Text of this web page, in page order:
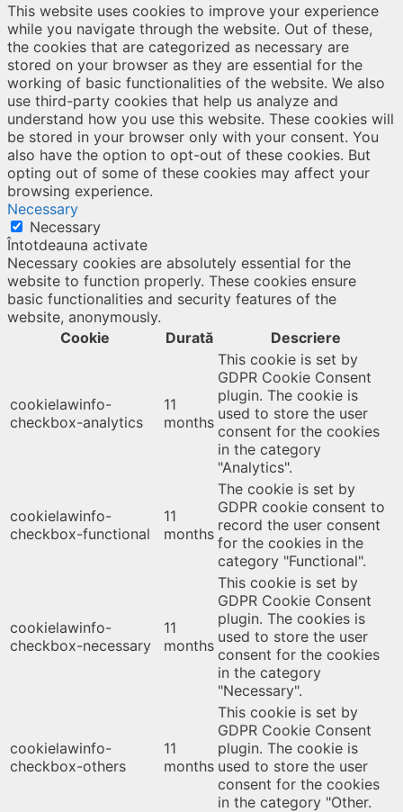
This website uses cookies to improve your experience
while you navigate through the website. Out of these,
the cookies that are categorized as necessary are
stored on your browser as they are essential for the
working of basic functionalities of the website. We also
use third-party cookies that help us analyze and
understand how you use this website. These cookies will
be stored in your browser only with your consent. You
also have the option to opt-out of these cookies. But
opting out of some of these cookies may affect your
browsing experience.
Necessary
Necessary
Întotdeauna activate
Necessary cookies are absolutely essential for the
website to function properly. These cookies ensure
basic functionalities and security features of the
website, anonymously.
Cookie
Durată Descriere
cookielawinfo-
checkbox-analytics
11
months
This cookie is set by
GDPR Cookie Consent
plugin. The cookie is
used to store the user
consent for the cookies
in the category
"Analytics".
cookielawinfo-
checkbox-functional
11
months
The cookie is set by
GDPR cookie consent to
record the user consent
for the cookies in the
category "Functional".
cookielawinfo-
checkbox-necessary
11
months
This cookie is set by
GDPR Cookie Consent
plugin. The cookies is
used to store the user
consent for the cookies
in the category
"Necessary".
cookielawinfo-
checkbox-others
11
months
This cookie is set by
GDPR Cookie Consent
plugin. The cookie is
used to store the user
consent for the cookies
in the category "Other.